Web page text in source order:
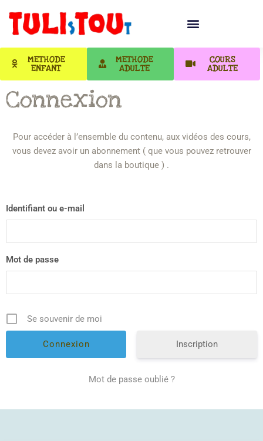
METHODE
ENFANT
METHODE
ADULTE
COURS
ADULTE
Connexion
Pour accéder à l’ensemble du contenu, aux vidéos des cours,
vous devez avoir un abonnement ( que vous pouvez retrouver
dans la boutique ) .
Identifiant ou e-mail
Mot de passe
Se souvenir de moi
Inscription
Mot de passe oublié ?